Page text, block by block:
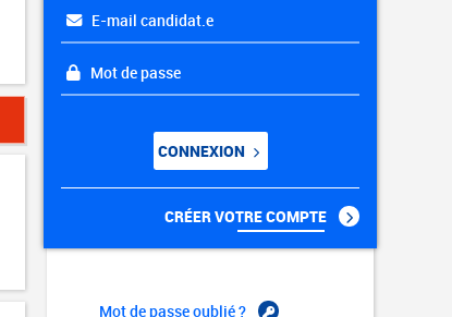
E-mail candidat.e
Mot de passe
CONNEXION
CRÉER VOTRE COMPTE
Mot de passe oublié ?